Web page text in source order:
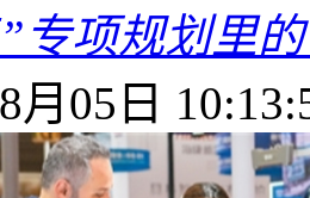
专项规划里
月05日